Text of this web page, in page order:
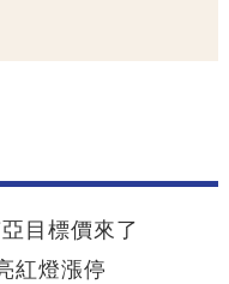
目標價來了
紅燈漲停